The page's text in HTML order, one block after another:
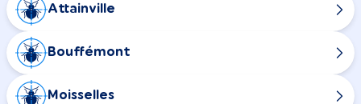
Attainville
Bouffémont
Moisselles